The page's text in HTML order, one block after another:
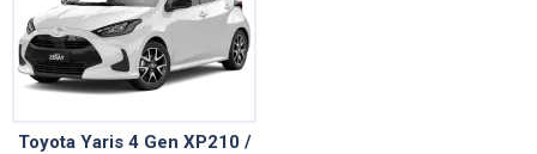
Toyota Yaris 4 Gen XP210 /